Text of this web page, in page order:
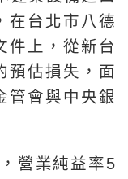
在台北市八德
件上，從新台
預估損失，面
管會與中央銀
營業純益率5